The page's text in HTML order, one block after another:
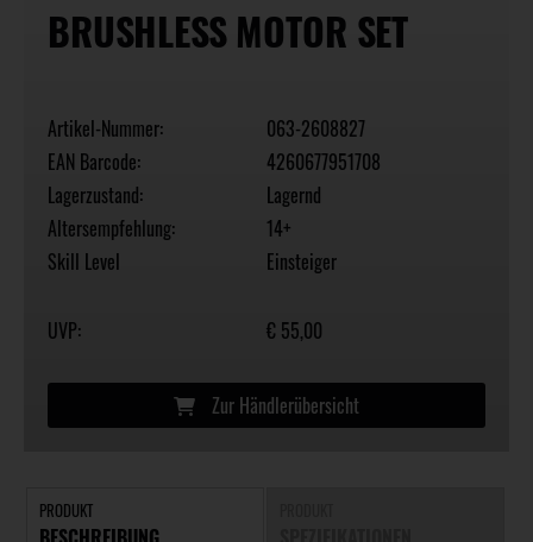
BRUSHLESS MOTOR SET
Artikel-Nummer:
063-2608827
EAN Barcode:
4260677951708
Lagerzustand:
Lagernd
Altersempfehlung:
14+
Skill Level
Einsteiger
UVP: € 55,00
Zur Händlerübersicht
PRODUKT